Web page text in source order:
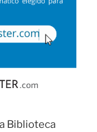
Biblioteca